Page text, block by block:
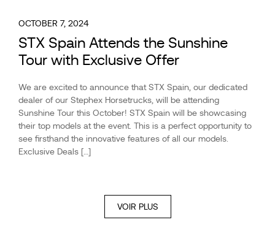
OCTOBER 7, 2024
STX Spain Attends the Sunshine
Tour with Exclusive Offer
We are excited to announce that STX Spain, our dedicated
dealer of our Stephex Horsetrucks, will be attending
Sunshine Tour this October! STX Spain will be showcasing
their top models at the event. This is a perfect opportunity to
see firsthand the innovative features of all our models.
Exclusive Deals […]
VOIR PLUS